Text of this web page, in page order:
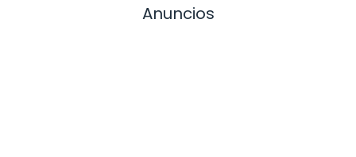
Anuncios